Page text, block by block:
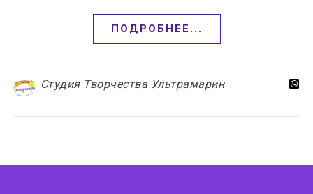
ПОДРОБНЕЕ...
Студия Творчества Ультрамарин